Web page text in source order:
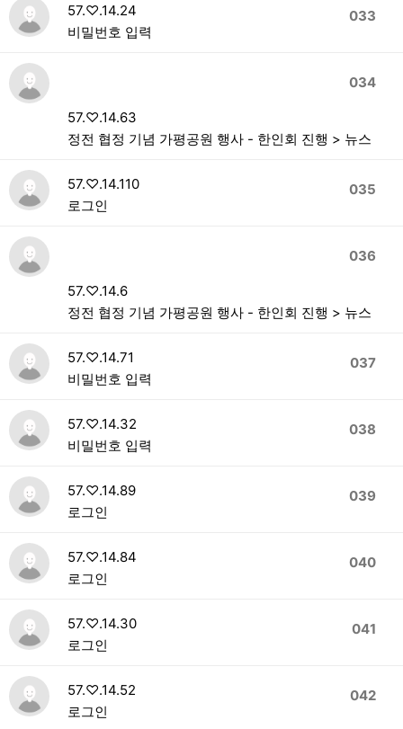
033
57.♡.14.24
비밀번호 입력
034
57.♡.14.63
정전 협정 기념 가평공원 행사 - 한인회 진행 > 뉴스
035
57.♡.14.110
로그인
036
57.♡.14.6
정전 협정 기념 가평공원 행사 - 한인회 진행 > 뉴스
037
57.♡.14.71
비밀번호 입력
038
57.♡.14.32
비밀번호 입력
039
57.♡.14.89
로그인
040
57.♡.14.84
로그인
041
57.♡.14.30
로그인
042
57.♡.14.52
로그인